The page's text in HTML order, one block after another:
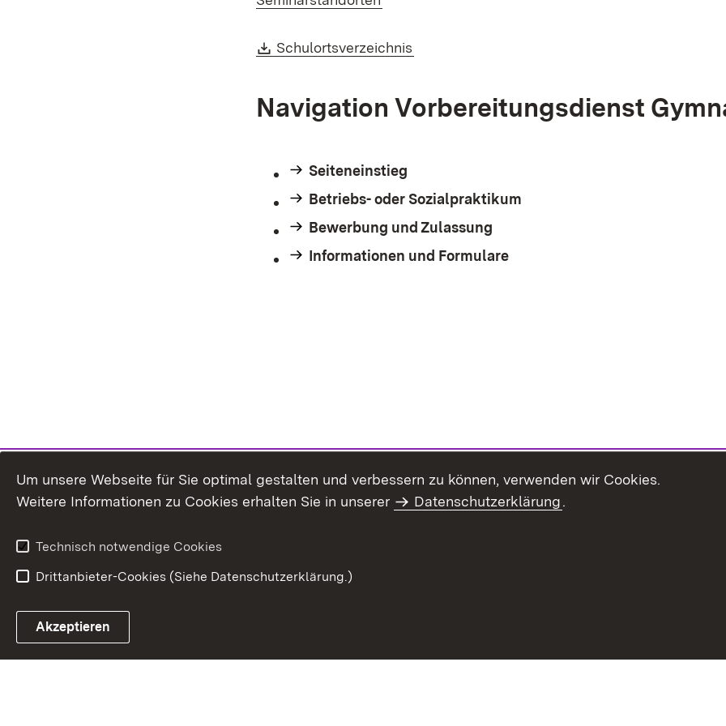
Download:
Schulortsverzeichnis
Navigation Vorbereitungsdienst
Seiteneinstieg
Betriebs- oder Sozialpraktikum
Bewerbung und Zulassung
Informationen und Formulare
Um unsere Webseite für Sie optimal gestalten und verbessern zu können, verwenden wir Cookies.
Weitere Informationen zu Cookies erhalten Sie in unserer
Datenschutzerklärung.
Technisch notwendige Cookies
Drittanbieter-Cookies (Siehe Datenschutzerklärung.)
Akzeptieren